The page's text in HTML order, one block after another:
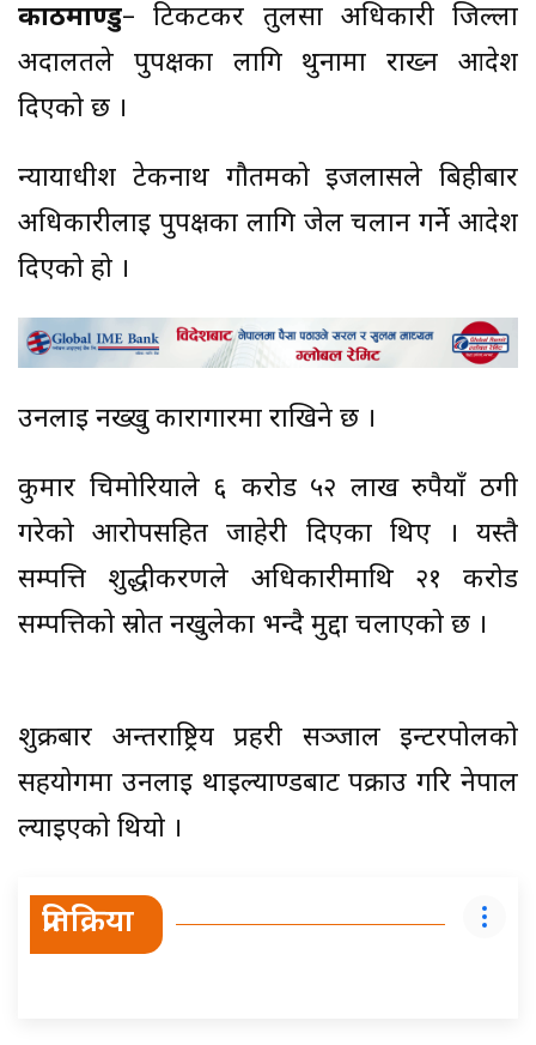
काठमाण्डु– टिकटकर तुलसा अधिकारी जिल्ला
अदालतले पुर्पक्षका लागि थुनामा राख्न आदेश
दिएको छ ।
न्यायाधीश टेकनाथ गौतमको इजलासले बिहीबार
अधिकारीलाई पुर्पक्षका लागि जेल चलान गर्ने आदेश
दिएको हो ।
उनलाई नख्खु कारागारमा राखिने छ ।
कुमार चिमोरियाले ६ करोड ५२ लाख रुपैयाँ ठगी
गरेको आरोपसहित जाहेरी दिएका थिए । यस्तै
सम्पत्ति शुद्धीकरणले अधिकारीमाथि २१ करोड
सम्पत्तिको स्रोत नखुलेका भन्दै मुद्दा चलाएको छ ।
शुक्रबार अन्तर्राष्ट्रिय प्रहरी सञ्जाल इन्टरपोलको
सहयोगमा उनलाई थाइल्याण्डबाट पक्राउ गरि नेपाल
ल्याइएको थियो ।
प्रतिक्रिया